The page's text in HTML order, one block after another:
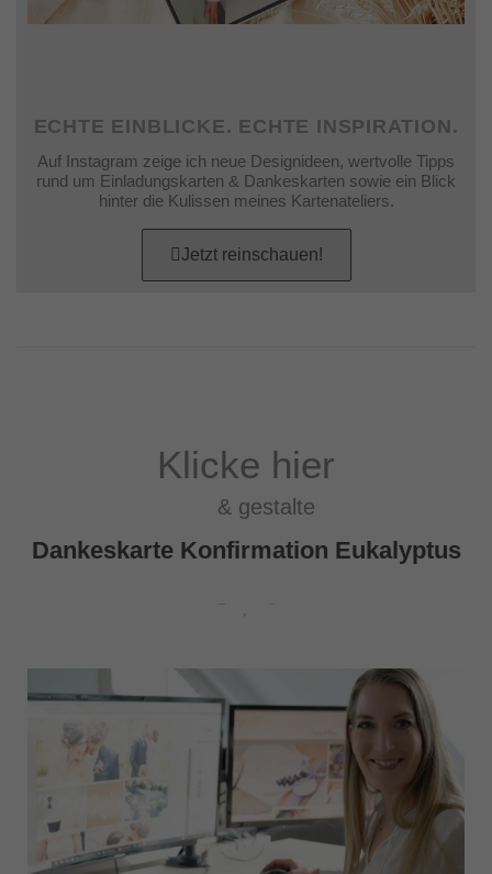
ECHTE EINBLICKE. ECHTE INSPIRATION.
Auf Instagram zeige ich neue Designideen, wertvolle Tipps
rund um Einladungskarten & Dankeskarten sowie ein Blick
hinter die Kulissen meines Kartenateliers.
Jetzt reinschauen!
Klicke hier
& gestalte
Dankeskarte Konfirmation Eukalyptus